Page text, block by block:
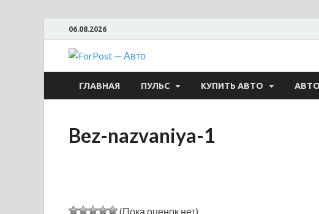
06.08.2026
ForPost —
ГЛАВНАЯ ПУЛЬС КУПИТЬ АВТО
Bez-nazvaniya-1
(Пока оценок нет)